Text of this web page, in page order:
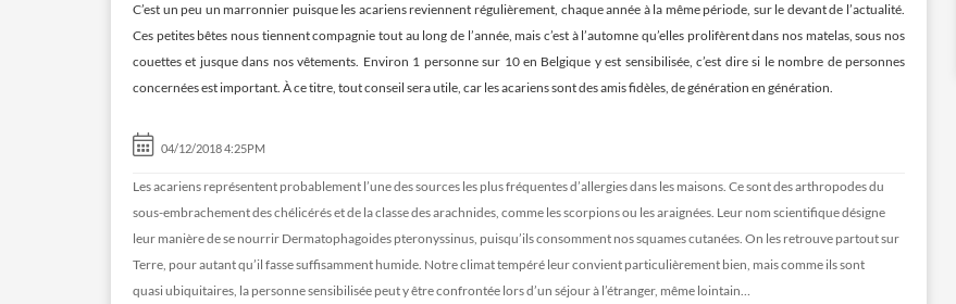
C’est un peu un marronnier puisque les acariens reviennent régulièrement, chaque année à la même période, sur le devant de l’actualité.
Ces petites bêtes nous tiennent compagnie tout au long de l’année, mais c’est à l’automne qu’elles prolifèrent dans nos matelas, sous nos
couettes et jusque dans nos vêtements. Environ 1 personne sur 10 en Belgique y est sensibilisée, c’est dire si le nombre de personnes
concernées est important. À ce titre, tout conseil sera utile, car les acariens sont des amis fidèles, de génération en génération.
04/12/2018 4:25PM
Les acariens représentent probablement l’une des sources les plus fréquentes d’allergies dans les maisons. Ce sont des arthropodes du
sous-embrachement des chélicérés et de la classe des arachnides, comme les scorpions ou les araignées. Leur nom scientifique désigne
leur manière de se nourrir Dermatophagoides pteronyssinus, puisqu’ils consomment nos squames cutanées. On les retrouve partout sur
Terre, pour autant qu’il fasse suffisamment humide. Notre climat tempéré leur convient particulièrement bien, mais comme ils sont
quasi ubiquitaires, la personne sensibilisée peut y être confrontée lors d’un séjour à l’étranger, même lointain…